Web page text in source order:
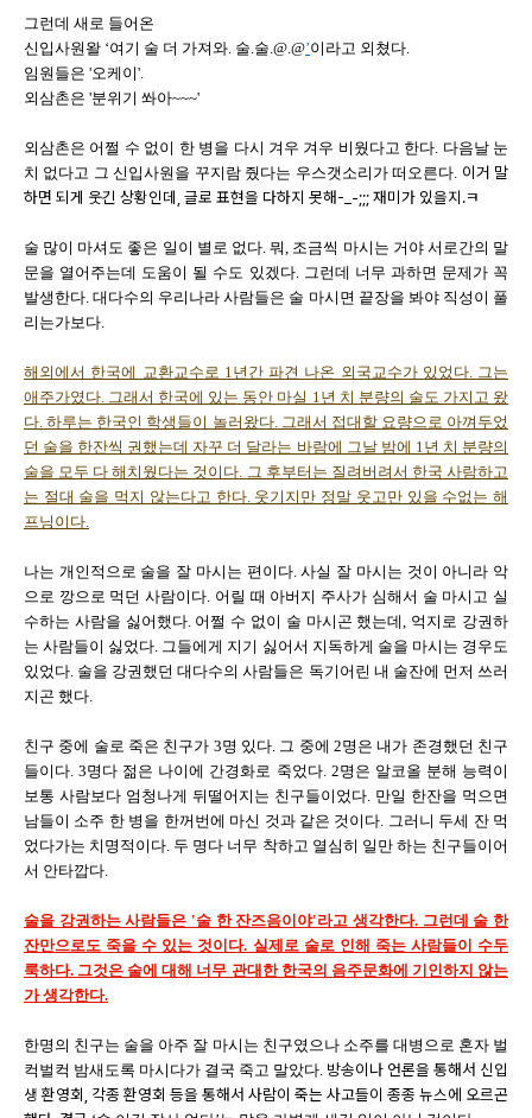
그런데 새로 들어온
신입사원왈 ‘여기 술 더 가져와. 술.술.@.@’이라고 외쳤다.
임원들은 '오케이'.
외삼촌은 '분위기 쏴아~~~'
외삼촌은 어쩔 수 없이 한 병을 다시 겨우 겨우 비웠다고 한다. 다음날 눈
치 없다고 그 신입사원을 꾸지람 줬다는 우스갯소리가 떠오른다. 이거 말
하면 되게 웃긴 상황인데, 글로 표현을 다하지 못해-_-;;; 재미가 있을지.ㅋ
술 많이 마셔도 좋은 일이 별로 없다. 뭐, 조금씩 마시는 거야 서로간의 말
문을 열어주는데 도움이 될 수도 있겠다. 그런데 너무 과하면 문제가 꼭
발생한다. 대다수의 우리나라 사람들은 술 마시면 끝장을 봐야 직성이 풀
리는가보다.
해외에서 한국에 교환교수로 1년간 파견 나온 외국교수가 있었다. 그는
애주가였다. 그래서 한국에 있는 동안 마실 1년 치 분량의 술도 가지고 왔
다. 하루는 한국인 학생들이 놀러왔다. 그래서 접대할 요량으로 아껴두었
던 술을 한잔씩 권했는데 자꾸 더 달라는 바람에 그날 밤에 1년 치 분량의
술을 모두 다 해치웠다는 것이다. 그 후부터는 질려버려서 한국 사람하고
는 절대 술을 먹지 않는다고 한다. 웃기지만 정말 웃고만 있을 수없는 해
프닝이다.
나는 개인적으로 술을 잘 마시는 편이다. 사실 잘 마시는 것이 아니라 악
으로 깡으로 먹던 사람이다. 어릴 때 아버지 주사가 심해서 술 마시고 실
수하는 사람을 싫어했다. 어쩔 수 없이 술 마시곤 했는데, 억지로 강권하
는 사람들이 싫었다. 그들에게 지기 싫어서 지독하게 술을 마시는 경우도
있었다. 술을 강권했던 대다수의 사람들은 독기어린 내 술잔에 먼저 쓰러
지곤 했다.
친구 중에 술로 죽은 친구가 3명 있다. 그 중에 2명은 내가 존경했던 친구
들이다. 3명다 젊은 나이에 간경화로 죽었다. 2명은 알코올 분해 능력이
보통 사람보다 엄청나게 뒤떨어지는 친구들이었다. 만일 한잔을 먹으면
남들이 소주 한 병을 한꺼번에 마신 것과 같은 것이다. 그러니 두세 잔 먹
었다가는 치명적이다. 두 명다 너무 착하고 열심히 일만 하는 친구들이어
서 안타깝다.
술을 강권하는 사람들은 '술 한 잔즈음이야'라고 생각한다. 그런데 술 한
잔만으로도 죽을 수 있는 것이다. 실제로 술로 인해 죽는 사람들이 수두
룩하다. 그것은 술에 대해 너무 관대한 한국의 음주문화에 기인하지 않는
가 생각한다.
한명의 친구는 술을 아주 잘 마시는 친구였으나 소주를 대병으로 혼자 벌
컥벌컥 밤새도록 마시다가 결국 죽고 말았다. 방송이나 언론을 통해서 신입
생 환영회, 각종 환영회 등을 통해서 사람이 죽는 사고들이 종종 뉴스에 오르곤